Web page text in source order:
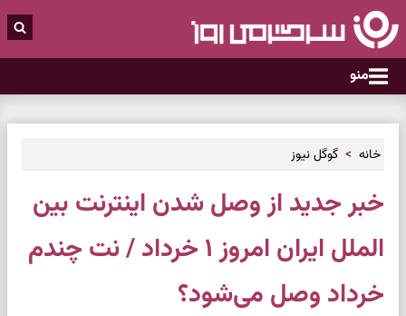
منو
خانه گوگل نیوز
خبر جدید از وصل شدن اینترنت بین
الملل ایران امروز ۱ خرداد / نت چندم
خرداد وصل می‌شود؟